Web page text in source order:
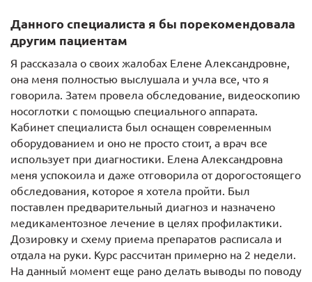
Данного специалиста я бы порекомендовала
другим пациентам
Я рассказала о своих жалобах Елене Александровне,
она меня полностью выслушала и учла все, что я
говорила. Затем провела обследование, видеоскопию
носоглотки с помощью специального аппарата.
Кабинет специалиста был оснащен современным
оборудованием и оно не просто стоит, а врач все
использует при диагностики. Елена Александровна
меня успокоила и даже отговорила от дорогостоящего
обследования, которое я хотела пройти. Был
поставлен предварительный диагноз и назначено
медикаментозное лечение в целях профилактики.
Дозировку и схему приема препаратов расписала и
отдала на руки. Курс рассчитан примерно на 2 недели.
На данный момент еще рано делать выводы по поводу